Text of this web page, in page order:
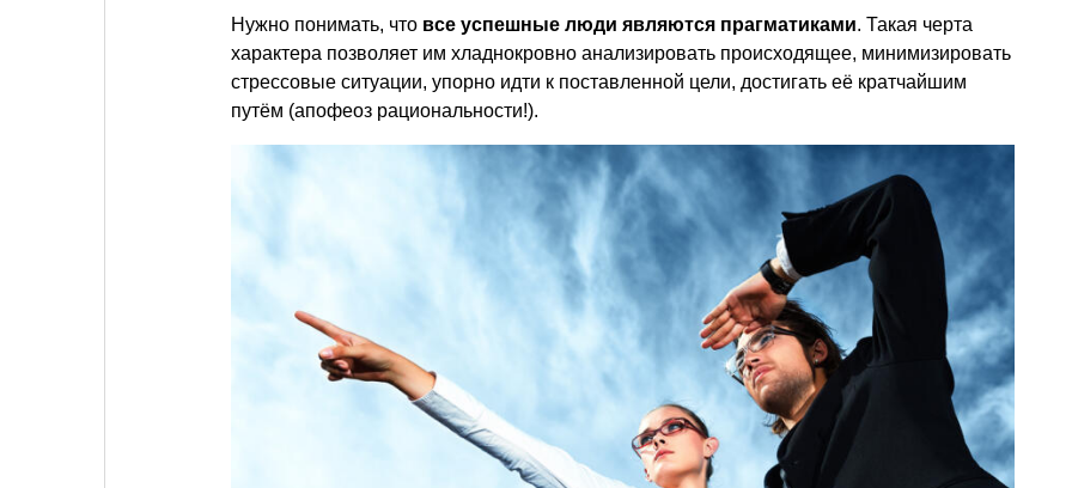
Нужно понимать, что все успешные люди являются прагматиками. Такая черта
характера позволяет им хладнокровно анализировать происходящее, минимизировать
стрессовые ситуации, упорно идти к поставленной цели, достигать её кратчайшим
путём (апофеоз рациональности!).